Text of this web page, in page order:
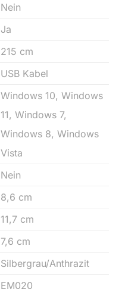
Nein
Ja
215 cm
USB Kabel
Windows 10, Windows
11, Windows 7,
Windows 8, Windows
Vista
Nein
8,6 cm
11,7 cm
7,6 cm
Silbergrau/Anthrazit
EM020